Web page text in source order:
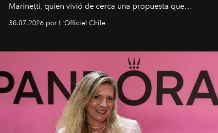
Marinetti, quien vivió de cerca una propuesta que
fusiona moda y rendimiento.
30.07.2026 por L'Officiel Chile